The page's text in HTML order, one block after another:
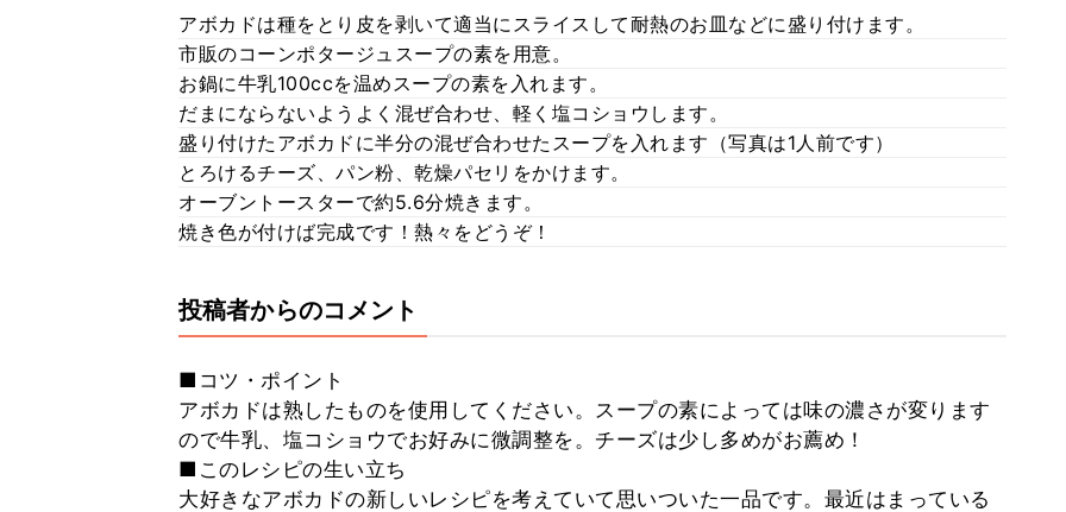
アボカドは種をとり皮を剥いて適当にスライスして耐熱のお皿などに盛り付けます。
市販のコーンポタージュスープの素を用意。
お鍋に牛乳100ccを温めスープの素を入れます。
だまにならないようよく混ぜ合わせ、軽く塩コショウします。
盛り付けたアボカドに半分の混ぜ合わせたスープを入れます（写真は1人前です）
とろけるチーズ、パン粉、乾燥パセリをかけます。
オーブントースターで約5.6分焼きます。
焼き色が付けば完成です！熱々をどうぞ！
投稿者からのコメント
■コツ・ポイント
アボカドは熟したものを使用してください。スープの素によっては味の濃さが変ります
ので牛乳、塩コショウでお好みに微調整を。チーズは少し多めがお薦め！
■このレシピの生い立ち
大好きなアボカドの新しいレシピを考えていて思いついた一品です。最近はまっている